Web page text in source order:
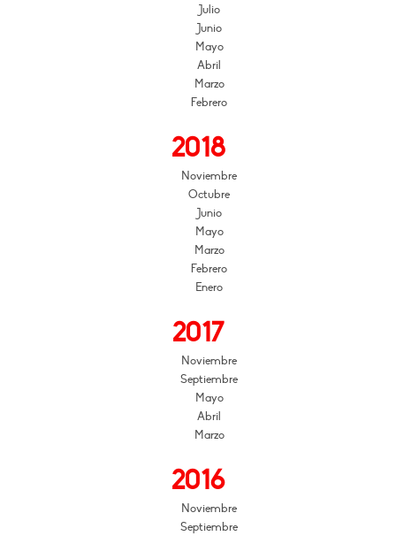
Julio
Junio
Mayo
Abril
Marzo
Febrero
2018
Noviembre
Octubre
Junio
Mayo
Marzo
Febrero
Enero
2017
Noviembre
Septiembre
Mayo
Abril
Marzo
2016
Noviembre
Septiembre